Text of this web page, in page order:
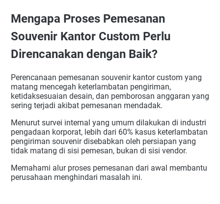
Langkah 7: Periksa Kualitas Saat Barang Diterima
FAQ Cara Memesan Souvenir Kantor Custom
Mengapa Proses Pemesanan
Souvenir Kantor Custom Perlu
Direncanakan dengan Baik?
Perencanaan pemesanan souvenir kantor custom yang
matang mencegah keterlambatan pengiriman,
ketidaksesuaian desain, dan pemborosan anggaran yang
sering terjadi akibat pemesanan mendadak.
Menurut survei internal yang umum dilakukan di industri
pengadaan korporat, lebih dari 60% kasus keterlambatan
pengiriman souvenir disebabkan oleh persiapan yang
tidak matang di sisi pemesan, bukan di sisi vendor.
Memahami alur proses pemesanan dari awal membantu
perusahaan menghindari masalah ini.